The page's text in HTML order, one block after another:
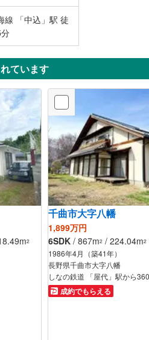
線 「中込」駅 徒
ています
2
千曲市大字八幡
1,899万円
6SDK / 867m2 / 224.04m2
1986年4月（築41年）
長野県千曲市大字八幡
成約でもらえる